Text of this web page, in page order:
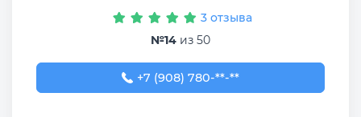
3 отзыва
№14 из 50
+7 (908) 780-00-33
+7 (908) 780-**-**